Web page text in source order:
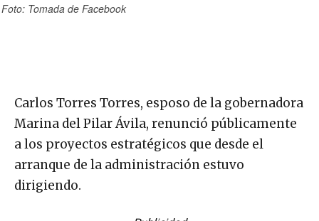
Foto: Tomada de Facebook
Carlos Torres Torres, esposo de la gobernadora
Marina del Pilar Ávila, renunció públicamente
a los proyectos estratégicos que desde el
arranque de la administración estuvo
dirigiendo.